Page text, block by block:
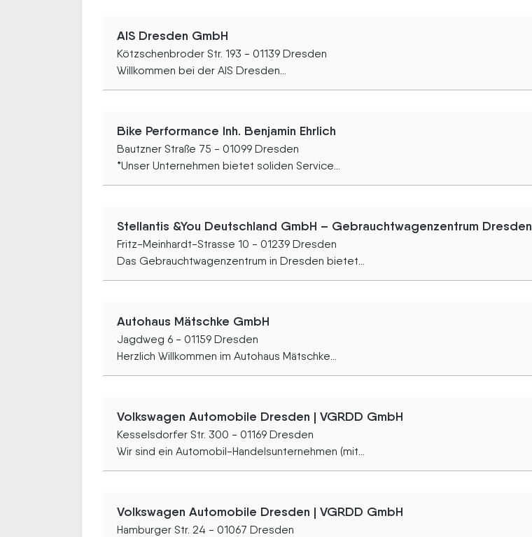
AIS Dresden GmbH
Kötzschenbroder Str. 193 - 01139 Dresden
Willkommen bei der AIS Dresden...
Bike Performance Inh. Benjamin Ehrlich
Bautzner Straße 75 - 01099 Dresden
*Unser Unternehmen bietet soliden Service...
Stellantis &You Deutschland GmbH – Gebrauchtwagenzentrum Dresden
Fritz-Meinhardt-Strasse 10 - 01239 Dresden
Das Gebrauchtwagenzentrum in Dresden bietet...
Autohaus Mätschke GmbH
Jagdweg 6 - 01159 Dresden
Herzlich Willkommen im Autohaus Mätschke...
Volkswagen Automobile Dresden | VGRDD GmbH
Kesselsdorfer Str. 300 - 01169 Dresden
Wir sind ein Automobil-Handelsunternehmen (mit...
Volkswagen Automobile Dresden | VGRDD GmbH
Hamburger Str. 24 - 01067 Dresden